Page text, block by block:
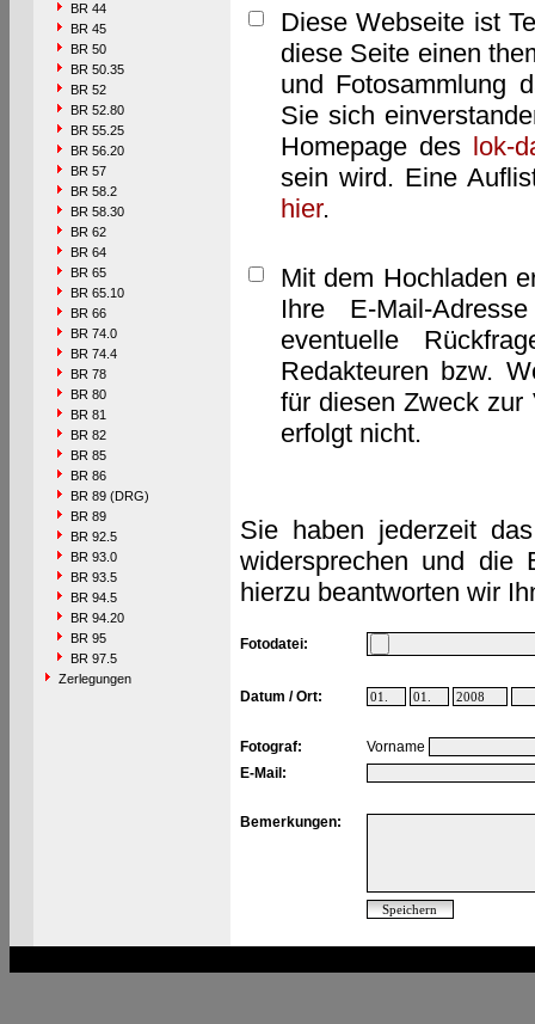
BR 44
BR 45
BR 50
BR 50.35
BR 52
BR 52.80
BR 55.25
BR 56.20
BR 57
BR 58.2
BR 58.30
BR 62
BR 64
BR 65
BR 65.10
BR 66
BR 74.0
BR 74.4
BR 78
BR 80
BR 81
BR 82
BR 85
BR 86
BR 89 (DRG)
BR 89
BR 92.5
BR 93.0
BR 93.5
BR 94.5
BR 94.20
BR 95
BR 97.5
Zerlegungen
Diese Webseite ist
diese Seite einen
und Fotosammlung
Sie sich
Homepage des lok-
sein wird. Eine
hier.
Mit dem Hochladen
Ihre E-Mail-
eventuelle
Redakteuren bzw.
für diesen Zweck zur
erfolgt nicht.
Sie haben jederzeit
widersprechen und die
hierzu beantworten wir
Fotodatei:
Datum / Ort:
Fotograf:
Vorname
E-Mail:
Bemerkungen: